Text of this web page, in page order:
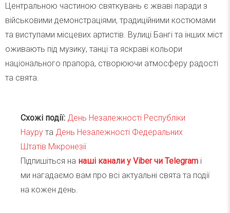
Центральною частиною святкувань є жваві паради з
військовими демонстраціями, традиційними костюмами
та виступами місцевих артистів. Вулиці Бангі та інших міст
оживають під музику, танці та яскраві кольори
національного прапора, створюючи атмосферу радості
та свята.
Схожі події: День Незалежності Республіки
Науру та День Незалежності Федеральних
Штатів Мікронезії
Підпишіться на наші канали у Viber чи Telegram і
ми нагадаємо вам про всі актуальні свята та події
на кожен день.